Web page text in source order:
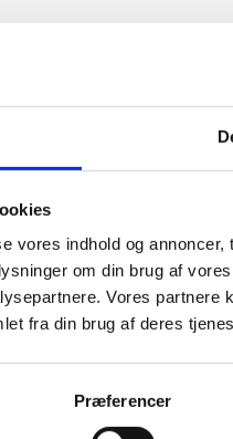
vores indhold og
om din brug af
Vores
fra din brug af deres
Præferencer